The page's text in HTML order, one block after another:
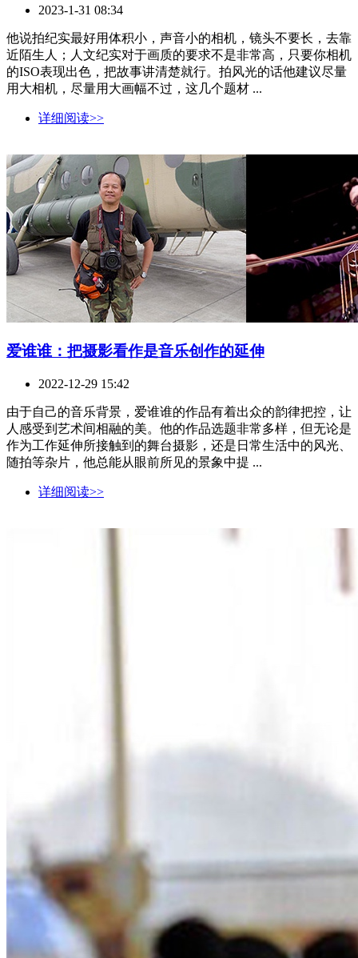
2023-1-31 08:34
他说拍纪实最好用体积小，声音小的相机，镜头不要长，去靠
近陌生人；人文纪实对于画质的要求不是非常高，只要你相机
的ISO表现出色，把故事讲清楚就行。拍风光的话他建议尽量
用大相机，尽量用大画幅不过，这几个题材 ...
详细阅读>>
爱谁谁：把摄影看作是音乐创作的延伸
2022-12-29 15:42
由于自己的音乐背景，爱谁谁的作品有着出众的韵律把控，让
人感受到艺术间相融的美。他的作品选题非常多样，但无论是
作为工作延伸所接触到的舞台摄影，还是日常生活中的风光、
随拍等杂片，他总能从眼前所见的景象中提 ...
详细阅读>>